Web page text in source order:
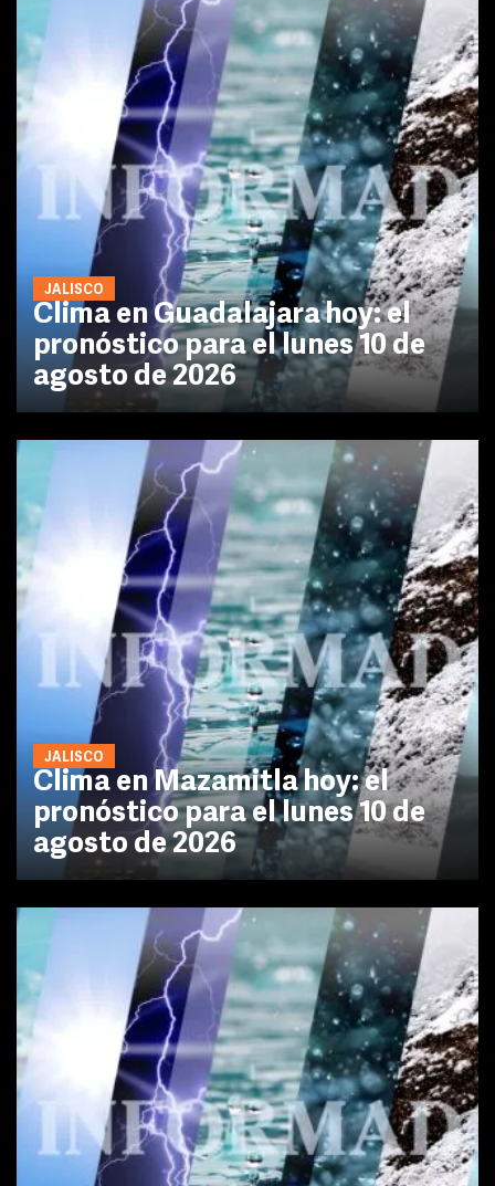
JALISCO
Clima en Guadalajara hoy: el
pronóstico para el lunes 10 de
agosto de 2026
JALISCO
Clima en Mazamitla hoy: el
pronóstico para el lunes 10 de
agosto de 2026